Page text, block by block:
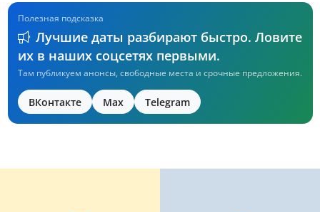
Полезная подсказка
Лучшие даты разбирают быстро. Ловите
их в наших соцсетях первыми.
Там публикуем анонсы, свободные места и срочные предложения.
ВКонтакте Max Telegram